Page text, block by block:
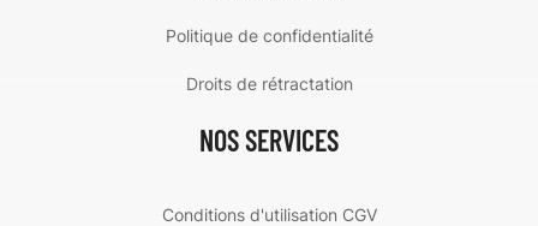
Politique de confidentialité
Droits de rétractation
NOS SERVICES
Conditions d'utilisation CGV